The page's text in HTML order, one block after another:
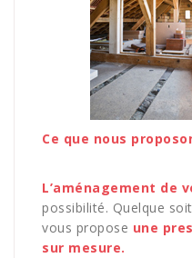
Ce que nous
L’aménagement de
possibilité. Quelque
vous propose une
sur mesure.